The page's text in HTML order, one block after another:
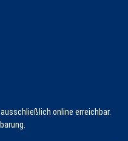
online erreichbar.